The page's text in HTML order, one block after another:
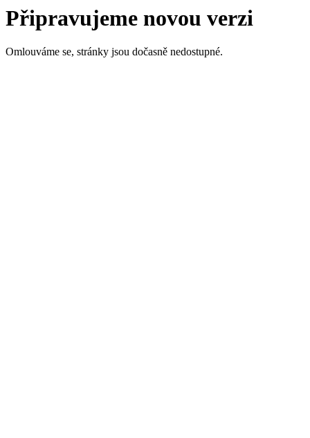
Připravujeme novou verzi
Omlouváme se, stránky jsou dočasně nedostupné.